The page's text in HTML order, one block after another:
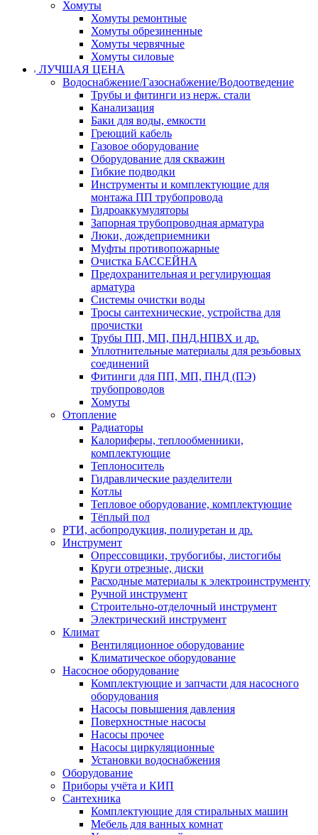
Хомуты
Хомуты ремонтные
Хомуты обрезиненные
Хомуты червячные
Хомуты силовые
ЛУЧШАЯ ЦЕНА
Водоснабжение/Газоснабжение/Водоотведение
Трубы и фитинги из нерж. стали
Канализация
Баки для воды, емкости
Греющий кабель
Газовое оборудование
Оборудование для скважин
Гибкие подводки
Инструменты и комплектующие для
монтажа ПП трубопровода
Гидроаккумуляторы
Запорная трубопроводная арматура
Люки, дождеприемники
Муфты противопожарные
Очистка БАССЕЙНА
Предохранительная и регулирующая
арматура
Системы очистки воды
Тросы сантехнические, устройства для
прочистки
Трубы ПП, МП, ПНД,НПВХ и др.
Уплотнительные материалы для резьбовых
соединений
Фитинги для ПП, МП, ПНД (ПЭ)
трубопроводов
Хомуты
Отопление
Радиаторы
Калориферы, теплообменники,
комплектующие
Теплоноситель
Гидравлические разделители
Котлы
Тепловое оборудование, комплектующие
Тёплый пол
РТИ, асбопродукция, полиуретан и др.
Инструмент
Опрессовщики, трубогибы, листогибы
Круги отрезные, диски
Расходные материалы к электроинструменту
Ручной инструмент
Строительно-отделочный инструмент
Электрический инструмент
Климат
Вентиляционное оборудование
Климатическое оборудование
Насосное оборудование
Комплектующие и запчасти для насосного
оборудования
Насосы повышения давления
Поверхностные насосы
Насосы прочее
Насосы циркуляционные
Установки водоснабжения
Оборудование
Приборы учёта и КИП
Сантехника
Комплектующие для стиральных машин
Мебель для ванных комнат